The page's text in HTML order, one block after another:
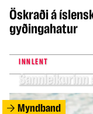
Öskraði á
gyðingahatur
Myndband
INNLENT
Sannleikurinn